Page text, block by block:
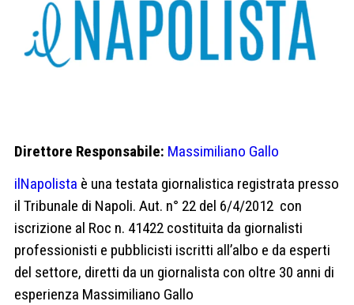
Direttore Responsabile: Massimiliano Gallo
ilNapolista è una testata giornalistica registrata presso
il Tribunale di Napoli. Aut. n° 22 del 6/4/2012 con
iscrizione al Roc n. 41422 costituita da giornalisti
professionisti e pubblicisti iscritti all’albo e da esperti
del settore, diretti da un giornalista con oltre 30 anni di
esperienza Massimiliano Gallo